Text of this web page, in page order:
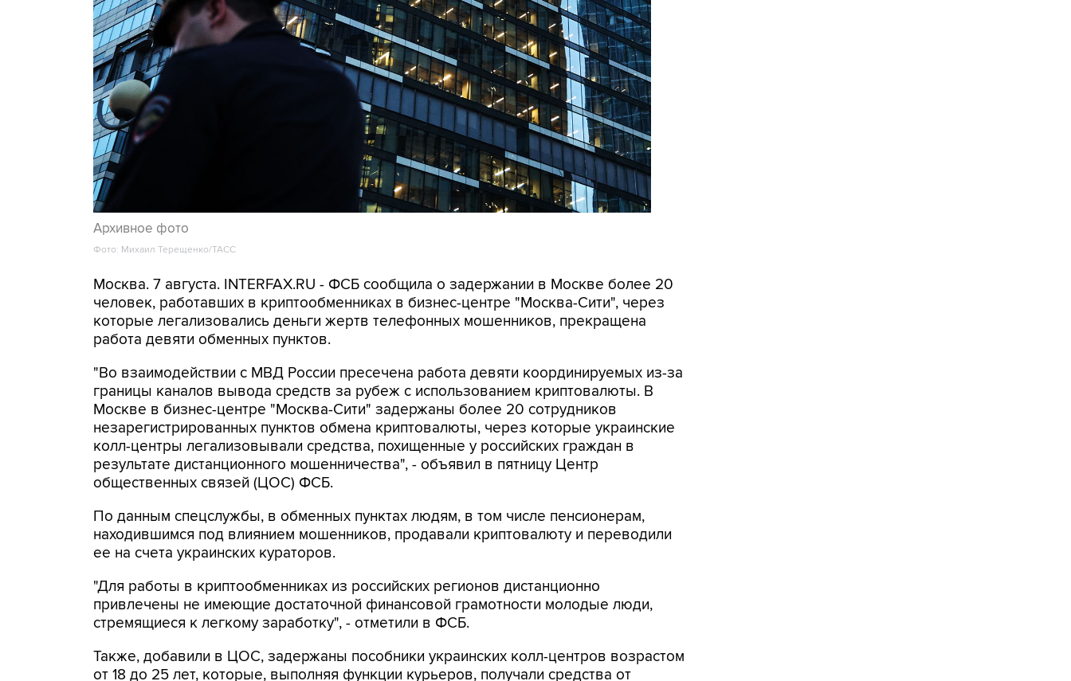
Архивное фото
Фото: Михаил Терещенко/ТАСС
Москва. 7 августа. INTERFAX.RU - ФСБ сообщила о задержании в Москве более 20
человек, работавших в криптообменниках в бизнес-центре "Москва-Сити", через
которые легализовались деньги жертв телефонных мошенников, прекращена
работа девяти обменных пунктов.
"Во взаимодействии с МВД России пресечена работа девяти координируемых из-за
границы каналов вывода средств за рубеж с использованием криптовалюты. В
Москве в бизнес-центре "Москва-Сити" задержаны более 20 сотрудников
незарегистрированных пунктов обмена криптовалюты, через которые украинские
колл-центры легализовывали средства, похищенные у российских граждан в
результате дистанционного мошенничества", - объявил в пятницу Центр
общественных связей (ЦОС) ФСБ.
По данным спецслужбы, в обменных пунктах людям, в том числе пенсионерам,
находившимся под влиянием мошенников, продавали криптовалюту и переводили
ее на счета украинских кураторов.
"Для работы в криптообменниках из российских регионов дистанционно
привлечены не имеющие достаточной финансовой грамотности молодые люди,
стремящиеся к легкому заработку", - отметили в ФСБ.
Также, добавили в ЦОС, задержаны пособники украинских колл-центров возрастом
от 18 до 25 лет, которые, выполняя функции курьеров, получали средства от